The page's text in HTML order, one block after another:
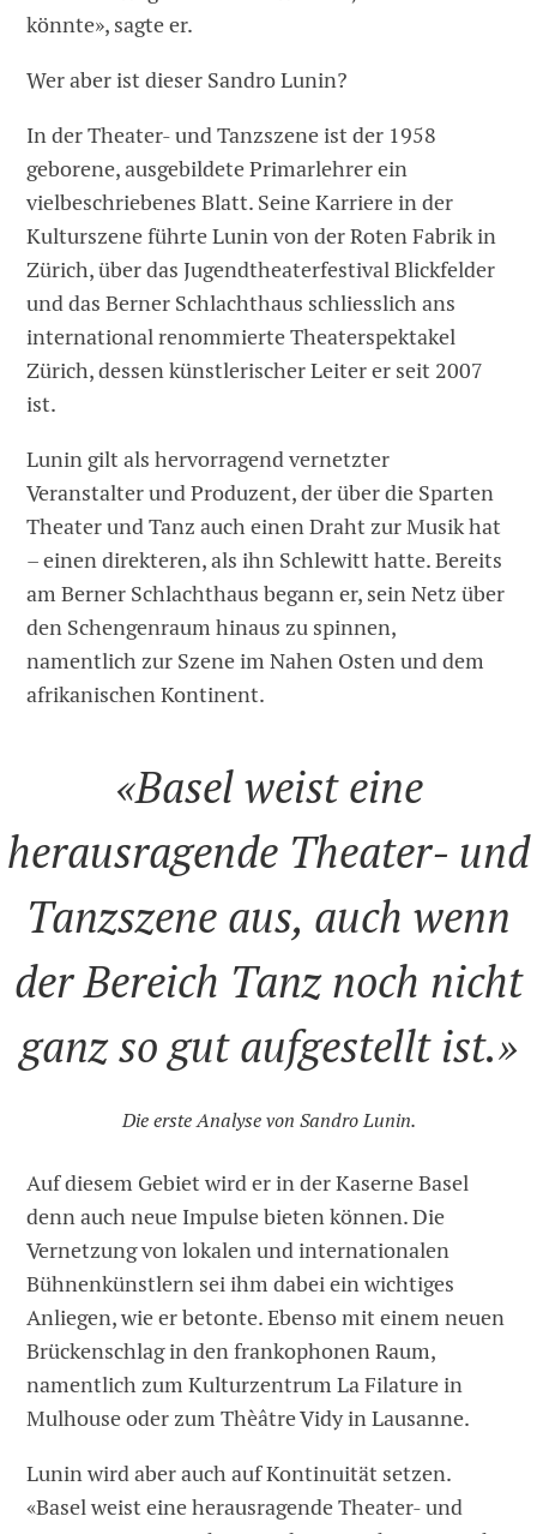
könnte», sagte er.
Wer aber ist dieser Sandro Lunin?
In der Theater- und Tanzszene ist der 1958
geborene, ausgebildete Primarlehrer ein
vielbeschriebenes Blatt. Seine Karriere in der
Kulturszene führte Lunin von der Roten Fabrik in
Zürich, über das Jugendtheaterfestival Blickfelder
und das Berner Schlachthaus schliesslich ans
international renommierte Theaterspektakel
Zürich, dessen künstlerischer Leiter er seit 2007
ist.
Lunin gilt als hervorragend vernetzter
Veranstalter und Produzent, der über die Sparten
Theater und Tanz auch einen Draht zur Musik hat
– einen direkteren, als ihn Schlewitt hatte. Bereits
am Berner Schlachthaus begann er, sein Netz über
den Schengenraum hinaus zu spinnen,
namentlich zur Szene im Nahen Osten und dem
afrikanischen Kontinent.
«Basel weist eine
herausragende Theater- und
Tanzszene aus, auch wenn
der Bereich Tanz noch nicht
ganz so gut aufgestellt ist.»
Die erste Analyse von Sandro Lunin.
Auf diesem Gebiet wird er in der Kaserne Basel
denn auch neue Impulse bieten können. Die
Vernetzung von lokalen und internationalen
Bühnenkünstlern sei ihm dabei ein wichtiges
Anliegen, wie er betonte. Ebenso mit einem neuen
Brückenschlag in den frankophonen Raum,
namentlich zum Kulturzentrum La Filature in
Mulhouse oder zum Thèâtre Vidy in Lausanne.
Lunin wird aber auch auf Kontinuität setzen.
«Basel weist eine herausragende Theater- und